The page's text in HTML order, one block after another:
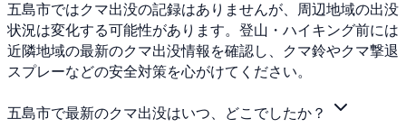
五島市ではクマ出没の記録はありませんが、周辺地域の出没
状況は変化する可能性があります。登山・ハイキング前には
近隣地域の最新のクマ出没情報を確認し、クマ鈴やクマ撃退
スプレーなどの安全対策を心がけてください。
五島市で最新のクマ出没はいつ、どこでしたか？